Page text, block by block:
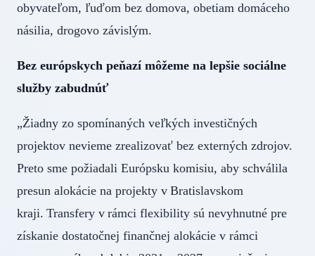
obyvateľom, ľuďom bez domova, obetiam domáceho
násilia, drogovo závislým.
Bez európskych peňazí môžeme na lepšie sociálne
služby zabudnúť
„Žiadny zo spomínaných veľkých investičných
projektov nevieme zrealizovať bez externých zdrojov.
Preto sme požiadali Európsku komisiu, aby schválila
presun alokácie na projekty v Bratislavskom
kraji. Transfery v rámci flexibility sú nevyhnutné pre
získanie dostatočnej finančnej alokácie v rámci